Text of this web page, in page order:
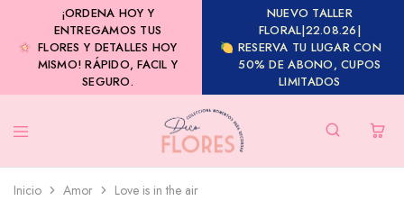
¡ORDENA HOY Y
ENTREGAMOS TUS
FLORES Y DETALLES HOY
MISMO! RÁPIDO, FACIL Y
SEGURO.
NUEVO TALLER
FLORAL|22.08.26|
RESERVA TU LUGAR CON
50% DE ABONO, CUPOS
LIMITADOS
Inicio Amor Love is in the air